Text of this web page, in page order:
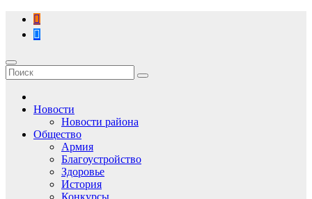
Перейти
содержимому
Новости
Новости района
Общество
Армия
Благоустройство
Здоровье
История
Конкурсы